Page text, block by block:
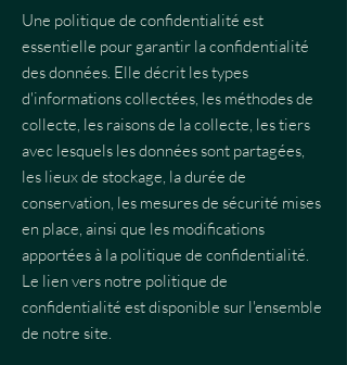
Une politique de confidentialité est
essentielle pour garantir la confidentialité
des données. Elle décrit les types
d'informations collectées, les méthodes de
collecte, les raisons de la collecte, les tiers
avec lesquels les données sont partagées,
les lieux de stockage, la durée de
conservation, les mesures de sécurité mises
en place, ainsi que les modifications
apportées à la politique de confidentialité.
Le lien vers notre politique de
confidentialité est disponible sur l'ensemble
de notre site.